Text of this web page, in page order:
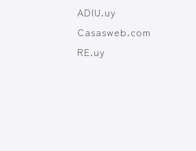
ADIU.uy
Casasweb.com
RE.uy